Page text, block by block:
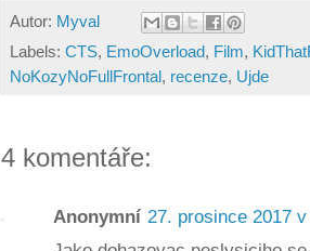
Autor: Myval
Labels: CTS, EmoOverload, Film,
NoKozyNoFullFrontal, recenze, Ujde
4 komentáře:
Anonymní 27. prosince 2017